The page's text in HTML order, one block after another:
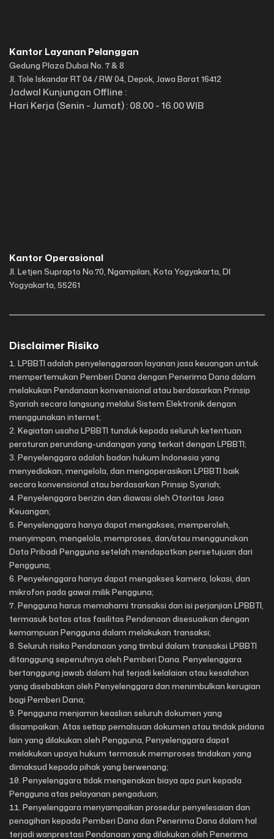
Kantor Layanan Pelanggan
Gedung Plaza Dubai No. 7 & 8
Jl. Tole Iskandar RT 04 / RW 04, Depok, Jawa Barat 16412
Jadwal Kunjungan Offline :
Hari Kerja (Senin - Jumat) : 08.00 - 16.00 WIB
Kantor Operasional
Jl. Letjen Suprapto No.70, Ngampilan, Kota Yogyakarta, DI
Yogyakarta, 55261
Disclaimer Risiko
LPBBTI adalah penyelenggaraan layanan jasa keuangan untuk
mempertemukan Pemberi Dana dengan Penerima Dana dalam
melakukan Pendanaan konvensional atau berdasarkan Prinsip
Syariah secara langsung melalui Sistem Elektronik dengan
menggunakan internet;
Kegiatan usaha LPBBTI tunduk kepada seluruh ketentuan
peraturan perundang-undangan yang terkait dengan LPBBTI;
Penyelenggara adalah badan hukum Indonesia yang
menyediakan, mengelola, dan mengoperasikan LPBBTI baik
secara konvensional atau berdasarkan Prinsip Syariah;
Penyelenggara berizin dan diawasi oleh Otoritas Jasa
Keuangan;
Penyelenggara hanya dapat mengakses, memperoleh,
menyimpan, mengelola, memproses, dan/atau menggunakan
Data Pribadi Pengguna setelah mendapatkan persetujuan dari
Pengguna;
Penyelenggara hanya dapat mengakses kamera, lokasi, dan
mikrofon pada gawai milik Pengguna;
Pengguna harus memahami transaksi dan isi perjanjian LPBBTI,
termasuk batas atas fasilitas Pendanaan disesuaikan dengan
kemampuan Pengguna dalam melakukan transaksi;
Seluruh risiko Pendanaan yang timbul dalam transaksi LPBBTI
ditanggung sepenuhnya oleh Pemberi Dana. Penyelenggara
bertanggung jawab dalam hal terjadi kelalaian atau kesalahan
yang disebabkan oleh Penyelenggara dan menimbulkan kerugian
bagi Pemberi Dana;
Pengguna menjamin keaslian seluruh dokumen yang
disampaikan. Atas setiap pemalsuan dokumen atau tindak pidana
lain yang dilakukan oleh Pengguna, Penyelenggara dapat
melakukan upaya hukum termasuk memproses tindakan yang
dimaksud kepada pihak yang berwenang;
Penyelenggara tidak mengenakan biaya apa pun kepada
Pengguna atas pelayanan pengaduan;
Penyelenggara menyampaikan prosedur penyelesaian dan
penagihan kepada Pemberi Dana dan Penerima Dana dalam hal
terjadi wanprestasi Pendanaan yang dilakukan oleh Penerima